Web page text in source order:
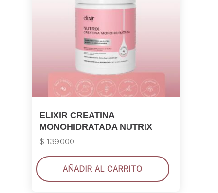
ELIXIR CREATINA
MONOHIDRATADA NUTRIX
$ 139.000
AÑADIR AL CARRITO